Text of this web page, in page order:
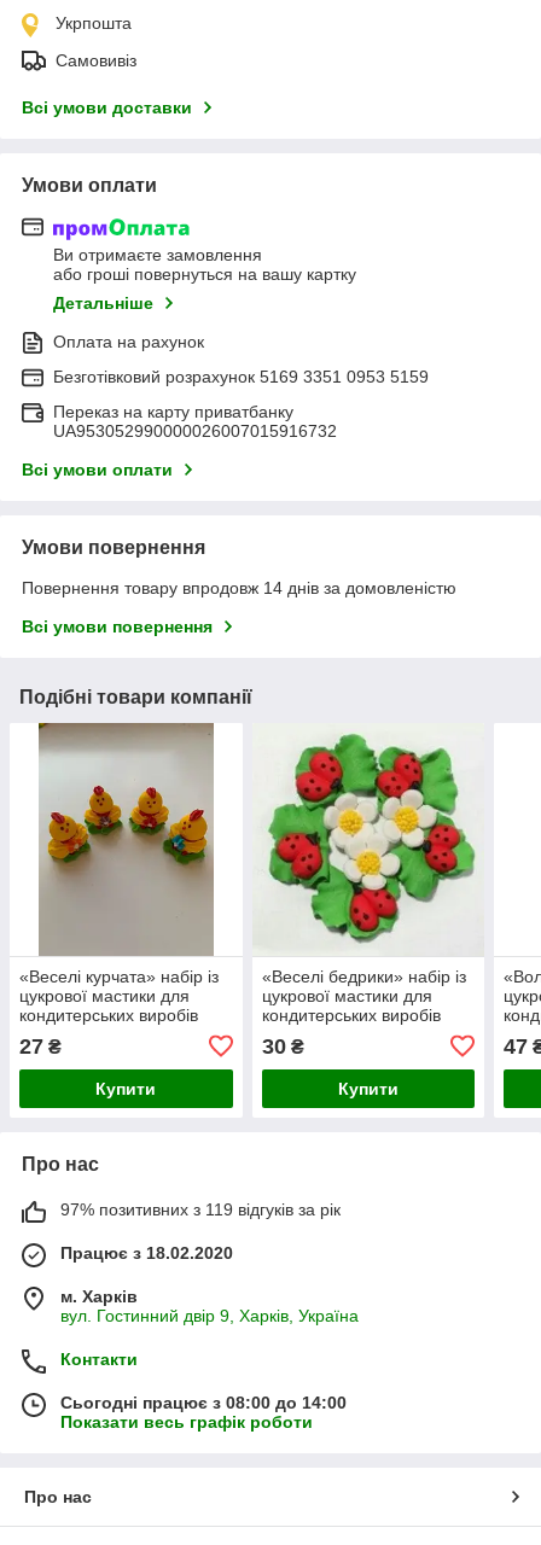
Укрпошта
Самовивіз
Всі умови доставки
Умови оплати
Ви отримаєте замовлення
або гроші повернуться на вашу картку
Детальніше
Оплата на рахунок
Безготівковий розрахунок 5169 3351 0953 5159
Переказ на карту приватбанку
UA953052990000026007015916732
Всі умови оплати
Умови повернення
Повернення товару впродовж 14 днів за домовленістю
Всі умови повернення
Подібні товари компанії
«Веселi курчата» набiр iз
цукрової мастики для
кондитерських виробів
27 ₴
Купити
«Веселі бедрики» набiр iз
цукрової мастики для
кондитерських виробів
30₴
Купити
47
Про нас
97% позитивних з 119 відгуків за рік
Працює з 18.02.2020
м. Харків
вул. Гостинний двір 9, Харків, Україна
Контакти
Сьогодні працює з 08:00 до 14:00
Показати весь графік роботи
Про нас